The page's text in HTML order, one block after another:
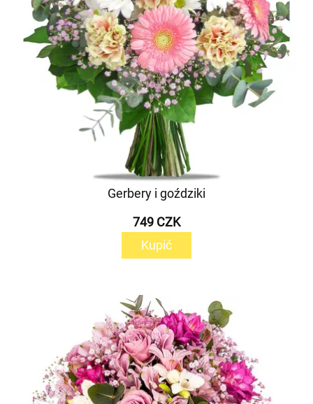
Gerbery i goździki
749 CZK
Kupić